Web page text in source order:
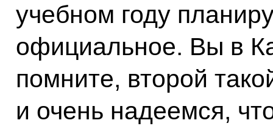
учебном году
официальное. Вы в
помните, второй
и очень надеемся,